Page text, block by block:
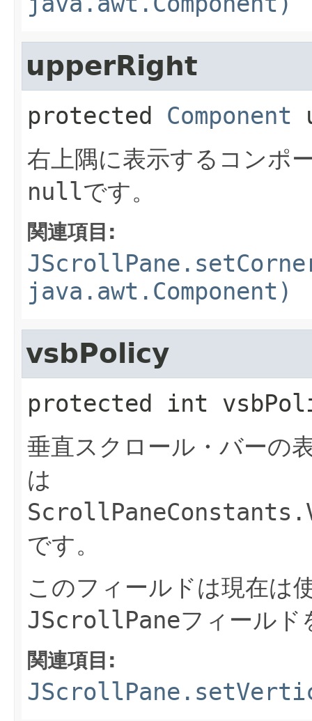
upperRight
protected Component
右上隅に表示するコンポ
nullです。
関連項目:
java.awt.Component)
vsbPolicy
protected int
垂直スクロール・バーの
は
です。
このフィールドは現在は
JScrollPaneフィールド
関連項目: